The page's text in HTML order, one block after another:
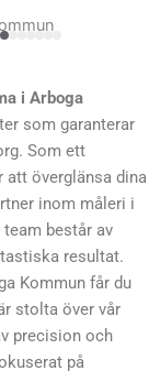
bättre än
i Arboga
som garanterar
Som ett
överglänsa dina
inom måleri i
består av
resultat.
Kommun får du
stolta över vår
precision och
på